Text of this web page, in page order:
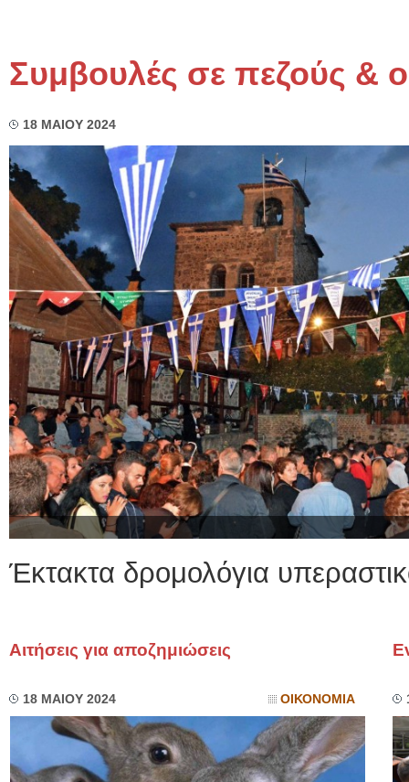
Συμβουλές σε πεζούς &
18 ΜΑΙΟΥ 2024
Έκτακτα δρομολόγια
Αιτήσεις για αποζημιώσεις
18 ΜΑΙΟΥ 2024 ΟΙΚΟΝΟΜΙΑ